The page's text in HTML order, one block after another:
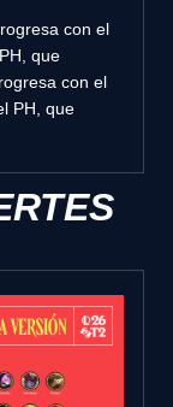
con el
que
con el
PH, que